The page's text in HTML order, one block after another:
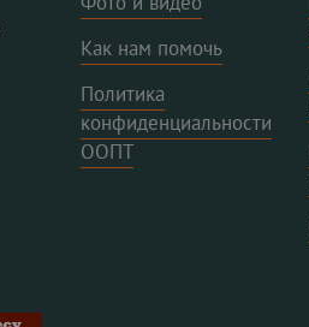
Как нам помочь
Политика
конфиденциальности
ООПТ